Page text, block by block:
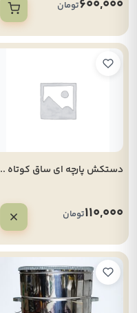
600,000تومان
دستکش پارچه ای ساق کوتاه ...
110,000تومان